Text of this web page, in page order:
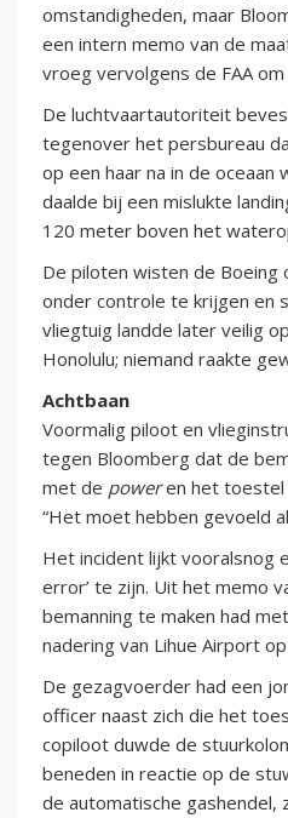
omstandigheden, maar
een intern memo van de
vroeg vervolgens de FAA om
De luchtvaartautoriteit
tegenover het persbureau
op een haar na in de
daalde bij een mislukte
120 meter boven het
De piloten wisten de
onder controle te krijgen en
vliegtuig landde later veilig
Honolulu; niemand raakte
Achtbaan
Voormalig piloot en
tegen Bloomberg dat de
met de poweren het toestel
“Het moet hebben gevoeld
Het incident lijkt vooralsnog
error’ te zijn. Uit het memo
bemanning te maken had
nadering van Lihue Airport
De gezagvoerder had een
officer naast zich die het
copiloot duwde de
beneden in reactie op de
de automatische gashendel,